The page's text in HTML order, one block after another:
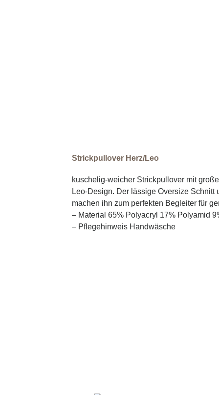
Strickpullover Herz/Leo
kuschelig-weicher Strickpullover mit
Leo-Design. Der lässige Oversize Schnitt
machen ihn zum perfekten Begleiter für
– Material 65% Polyacryl 17% Polyamid
– Pflegehinweis Handwäsche